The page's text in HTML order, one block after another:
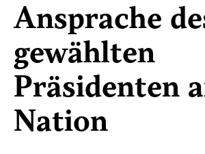
Ansprache
gewählten
Präsidenten
Nation